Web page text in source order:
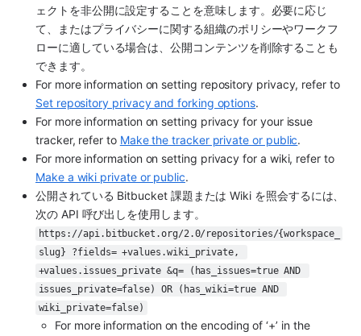
ェクトを非公開に設定することを意味します。必要に応じ
て、またはプライバシーに関する組織のポリシーやワークフ
ローに適している場合は、公開コンテンツを削除することも
できます。
For more information on setting repository privacy, refer to
Set repository privacy and forking options.
For more information on setting privacy for your issue
tracker, refer to Make the tracker private or public.
For more information on setting privacy for a wiki, refer to
Make a wiki private or public.
公開されている Bitbucket 課題または Wiki を照会するには、
次の API 呼び出しを使用します。
https://api.bitbucket.org/2.0/repositories/{workspace_
slug} ?fields= +values.wiki_private,
+values.issues_private &q= (has_issues=true AND
issues_private=false) OR (has_wiki=true AND
wiki_private=false)
For more information on the encoding of ‘+’ in the